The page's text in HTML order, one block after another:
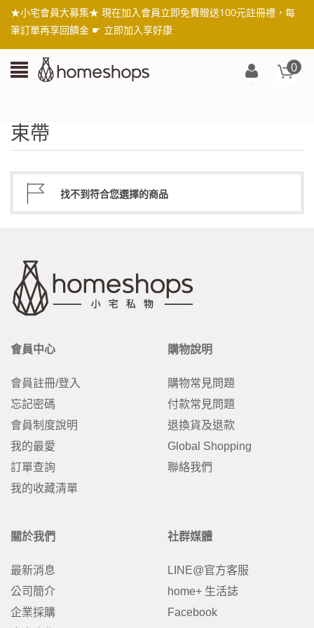
★小宅會員大募集★ 現在加入會員立即免費贈送100元註冊禮，每
筆訂單再享回饋金 ☛ 立即加入享好康
0
束帶
找不到符合您選擇的商品
會員中心
會員註冊/登入
忘記密碼
會員制度說明
我的最愛
訂單查詢
我的收藏清單
購物說明
購物常見問題
付款常見問題
退換貨及退款
Global Shopping
聯絡我們
關於我們
最新消息
公司簡介
企業採購
社群媒體
LINE@官方客服
home+ 生活誌
Facebook